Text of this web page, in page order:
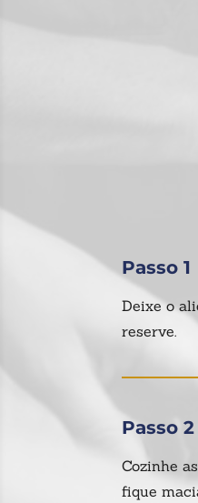
Passo 1
Deixe o
reserve.
Passo 2
Cozinhe
fique